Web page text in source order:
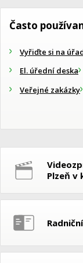
Často
Vyřiďte si na
El. úřední deska
Veřejné zakázky
Plzeň v